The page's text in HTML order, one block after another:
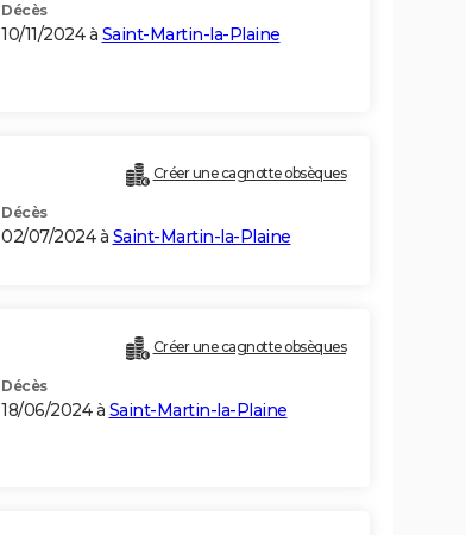
Décès
10/11/2024 à Saint-Martin-la-Plaine
Créer une cagnotte obsèques
Décès
02/07/2024 à Saint-Martin-la-Plaine
Créer une cagnotte obsèques
Décès
18/06/2024 à Saint-Martin-la-Plaine